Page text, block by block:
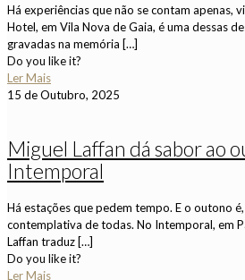
Há experiências que não se contam apenas,
Hotel, em Vila Nova de Gaia, é uma dessas
gravadas na memória […]
Do you like it?
Ler Mais
15 de Outubro, 2025
Miguel Laffan dá sabor ao
Intemporal
Há estações que pedem tempo. E o outono
contemplativa de todas. No Intemporal, em
Laffan traduz […]
Do you like it?
Ler Mais